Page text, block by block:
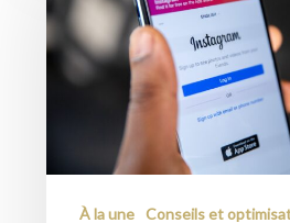
pour
optimiser
votre
Instagram
À la une Conseils et